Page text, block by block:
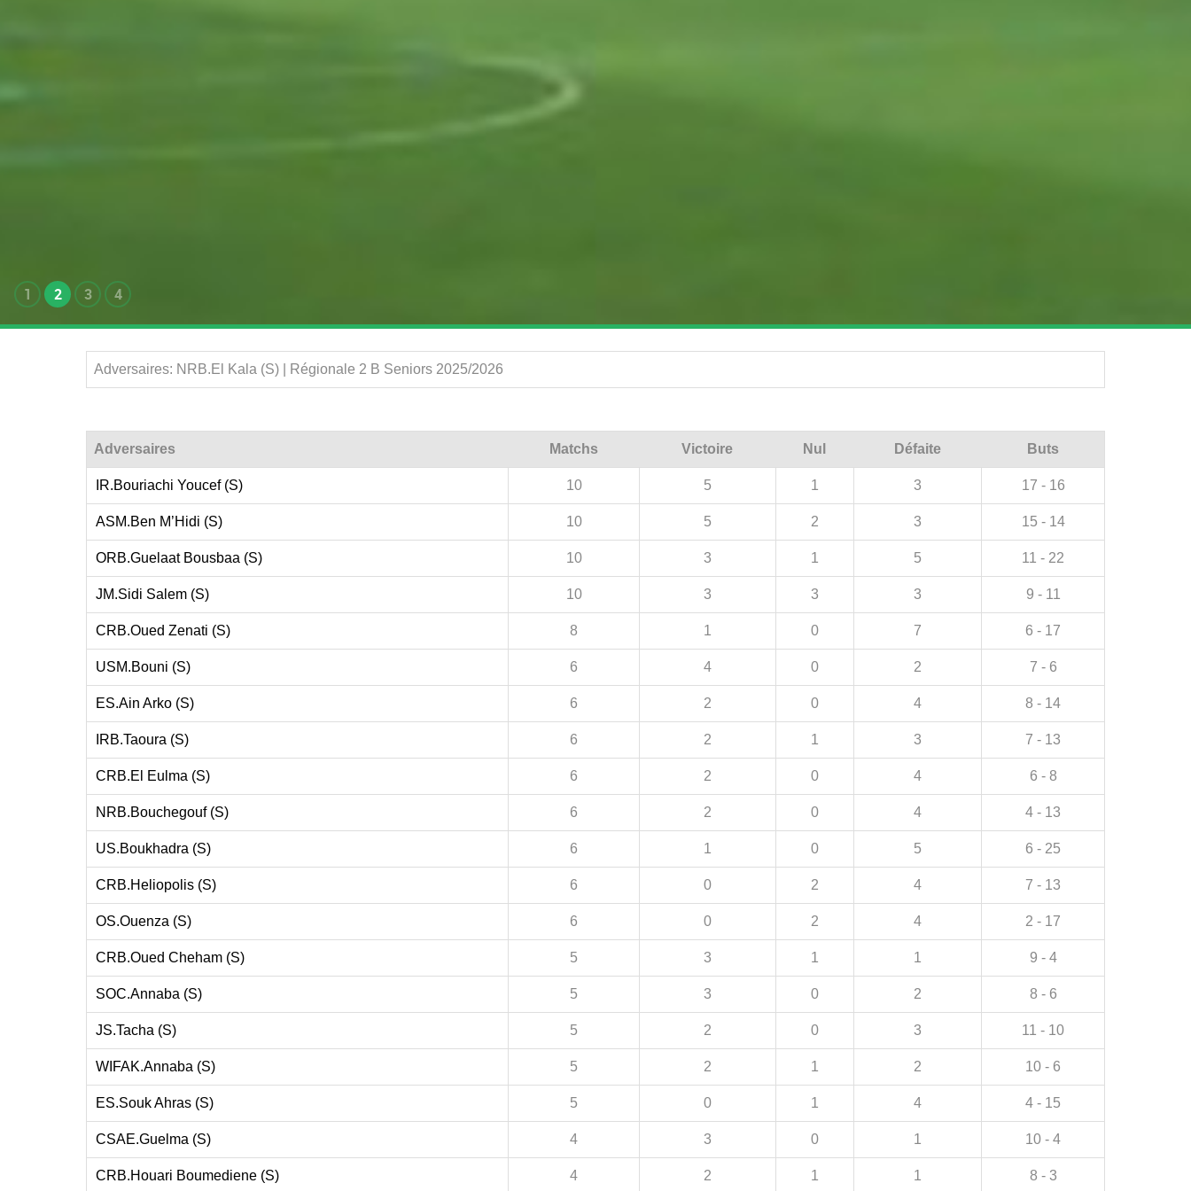
1 2 3 4
Adversaires: NRB.El Kala (S) | Régionale 2 B Seniors 2025/2026
Adversaires Matchs Victoire Nul Défaite Buts
IR.Bouriachi Youcef (S) 10 5 1 3 17 - 16
ASM.Ben M’Hidi (S) 10 5 2 3 15 - 14
ORB.Guelaat Bousbaa (S) 10 3 1 5 11 - 22
JM.Sidi Salem (S) 10 3 3 3 9 - 11
CRB.Oued Zenati (S) 8 1 0 7 6 - 17
USM.Bouni (S) 6 4 0 2 7 - 6
ES.Ain Arko (S) 6 2 0 4 8 - 14
IRB.Taoura (S) 6 2 1 3 7 - 13
CRB.El Eulma (S) 6 2 0 4 6 - 8
NRB.Bouchegouf (S) 6 2 0 4 4 - 13
US.Boukhadra (S) 6 1 0 5 6 - 25
CRB.Heliopolis (S) 6 0 2 4 7 - 13
OS.Ouenza (S) 6 0 2 4 2 - 17
CRB.Oued Cheham (S) 5 3 1 1 9 - 4
SOC.Annaba (S) 5 3 0 2 8 - 6
JS.Tacha (S) 5 2 0 3 11 - 10
WIFAK.Annaba (S) 5 2 1 2 10 - 6
ES.Souk Ahras (S) 5 0 1 4 4 - 15
CSAE.Guelma (S) 4 3 0 1 10 - 4
CRB.Houari Boumediene (S) 4 2 1 1 8 - 3